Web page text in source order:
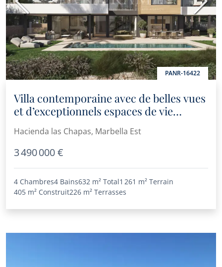
PANR-16422
Précédent
Villa contemporaine avec de belles vues
et d’exceptionnels espaces de vie
extérieurs à DREAM, Marbella Est
Hacienda las Chapas, Marbella Est
3 490 000 €
4 Chambres4 Bains632 m² Total1 261 m² Terrain
405 m² Construit226 m² Terrasses